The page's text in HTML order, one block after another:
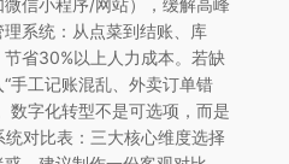
系统：从点菜到结账、库
省30%以上人力成本。若缺
手工记账混乱、外卖订单错
数字化转型不是可选项，而是
对比表：三大核心维度选择